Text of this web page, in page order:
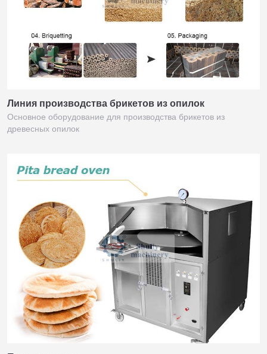
Линия производства брикетов из опилок
Основное оборудование для производства брикетов из
древесных опилок